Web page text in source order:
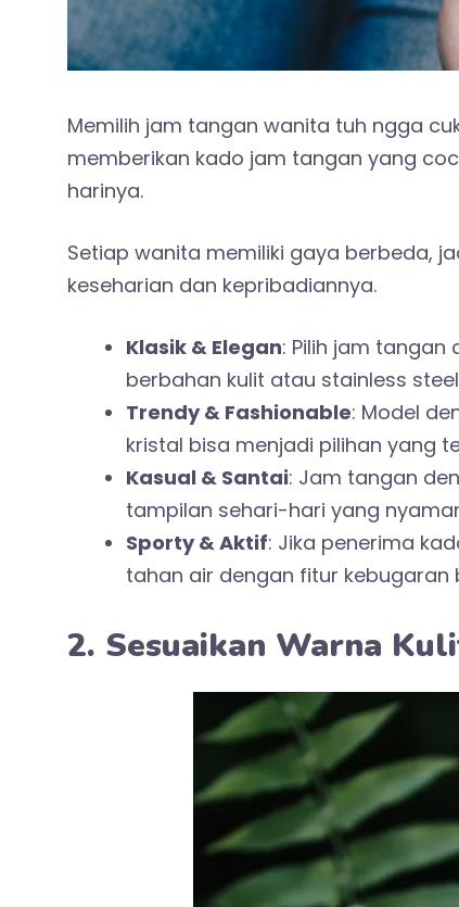
Memilih jam tangan wanita tuh ngga
memberikan kado jam tangan yang
harinya.
Setiap wanita memiliki gaya berbeda,
keseharian dan kepribadiannya.
Klasik & Elegan: Pilih jam tangan
berbahan kulit atau stainless
Trendy & Fashionable: Model
kristal bisa menjadi pilihan yang
Kasual & Santai: Jam tangan
tampilan sehari-hari yang
Sporty & Aktif: Jika penerima
tahan air dengan fitur kebugaran
2. Sesuaikan Warna